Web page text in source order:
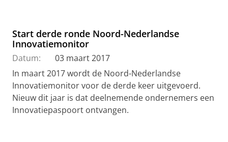
Start derde ronde Noord-Nederlandse
Innovatiemonitor
Datum:
03 maart 2017
In maart 2017 wordt de Noord-Nederlandse
Innovatiemonitor voor de derde keer uitgevoerd.
Nieuw dit jaar is dat deelnemende ondernemers een
Innovatiepaspoort ontvangen.